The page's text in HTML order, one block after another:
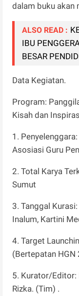
dalam buku akan
ALSO READ :
IBU
BESAR
Data Kegiatan.
Program:
Kisah dan
1.
Asosiasi Guru
2. Total Karya
Sumut
3. Tanggal
Inalum, Kartini
4. Target
(Bertepatan HGN
5. Kurator/Editor:
Rizka. (Tim) .